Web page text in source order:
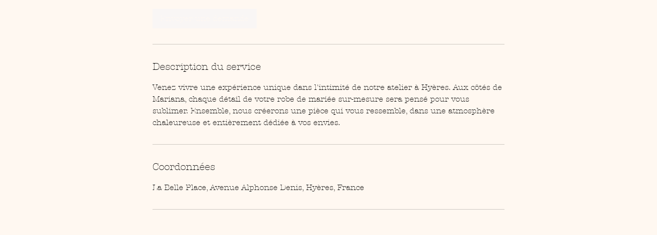
Description du service
Venez vivre une expérience unique dans l'intimité de notre atelier à Hyères. Aux côtés de
Mariana, chaque détail de votre robe de mariée sur-mesure sera pensé pour vous
sublimer. Ensemble, nous créerons une pièce qui vous ressemble, dans une atmosphère
chaleureuse et entièrement dédiée à vos envies.
Coordonnées
La Belle Place, Avenue Alphonse Denis, Hyères, France